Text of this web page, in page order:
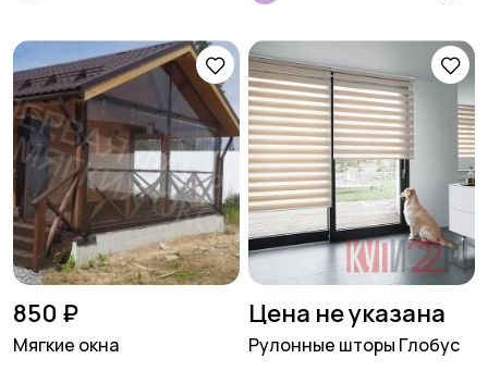
850 ₽
Мягкие окна
Цена не указана
Рулонные шторы Глобус